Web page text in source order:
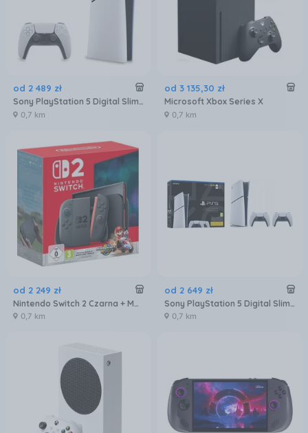
od 2 489 zł
Sony PlayStation 5 Digital Slim 825GB
0,7 km
od 3 135,30 zł
Microsoft Xbox Series X
0,7 km
od 2 249 zł
Nintendo Switch 2 Czarna + Mario Kart World
0,7 km
od 2 649 zł
Sony PlayStation 5 Digital Slim 825GB + dodatkowy pad DualSense Biały
0,7 km